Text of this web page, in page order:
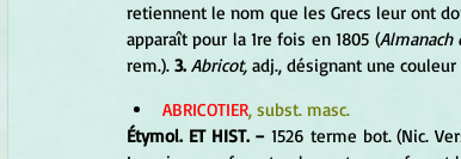
retiennent le nom que les Grecs leur ont
apparaît pour la 1re fois en 1805 (Almanach
rem.). 3. Abricot, adj., désignant une
ABRICOTIER, subst. masc.
Étymol. ET HIST. − 1526 terme bot. (Nic.